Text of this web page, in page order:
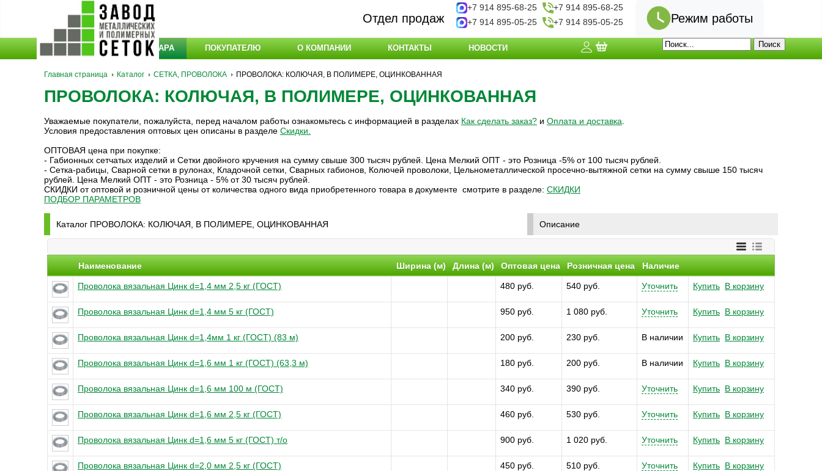
Отдел продаж
+7 914 895-68-25
+7 914 895-68-25
+7 914 895-05-25
+7 914 895-05-25 Режим работы
КАТАЛОГ ТОВАРА ПОКУПАТЕЛЮ О КОМПАНИИ КОНТАКТЫ НОВОСТИ
Главная страница Каталог СЕТКА, ПРОВОЛОКА ПРОВОЛОКА: КОЛЮЧАЯ, В ПОЛИМЕРЕ, ОЦИНКОВАННАЯ
ПРОВОЛОКА: КОЛЮЧАЯ, В ПОЛИМЕРЕ, ОЦИНКОВАННАЯ
Уважаемые покупатели, пожалуйста, перед началом работы ознакомьтесь с информацией в разделах Как сделать заказ? и Оплата и доставка
Условия предоставления оптовых цен описаны в разделе Скидки
ОПТОВАЯ цена при покупке:
- Габионных сетчатых изделий и Сетки двойного кручения на сумму свыше 300 тысяч рублей. Цена Мелкий ОПТ - это Розница -5% от 100 тысяч рублей.
- Сетка-рабицы, Сварной сетки в рулонах, Кладочной сетки, Сварных габионов, Колючей проволоки, Цельнометаллической просечно-вытяжной сетки на сумму свыше 150 тысяч
рублей. Цена Мелкий ОПТ - это Розница - 5% от 30 тысяч рублей.
СКИДКИ от оптовой и розничной цены от количества одного вида приобретенного товара в документе смотрите в разделе: СКИДКИ
ПОДБОР ПАРАМЕТРОВ
Каталог ПРОВОЛОКА: КОЛЮЧАЯ, В ПОЛИМЕРЕ, ОЦИНКОВАННАЯ Описание
Наименование Ширина (м) Длина (м) Оптовая цена Розничная цена Наличие
Проволока вязальная Цинк d=1,4 мм 2,5 кг (ГОСТ) 480 руб. 540 руб. Уточнить Купить В корзину
Проволока вязальная Цинк d=1,4 мм 5 кг (ГОСТ) 950 руб. 1 080 руб. Уточнить Купить В корзину
Проволока вязальная Цинк d=1,4мм 1 кг (ГОСТ) (83 м) 200 руб. 230 руб. В наличии Купить В корзину
Проволока вязальная Цинк d=1,6 мм 1 кг (ГОСТ) (63,3 м) 180 руб. 200 руб. В наличии Купить В корзину
Проволока вязальная Цинк d=1,6 мм 100 м (ГОСТ) 340 руб. 390 руб. Уточнить Купить В корзину
Проволока вязальная Цинк d=1,6 мм 2,5 кг (ГОСТ) 460 руб. 530 руб. Уточнить Купить В корзину
Проволока вязальная Цинк d=1,6 мм 5 кг (ГОСТ) т/о 900 руб. 1 020 руб. Уточнить Купить В корзину
Проволока вязальная Цинк d=2,0 мм 2,5 кг (ГОСТ) 450 руб. 510 руб. Уточнить Купить В корзину